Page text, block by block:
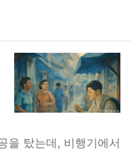
을 탔는데, 비행기에서